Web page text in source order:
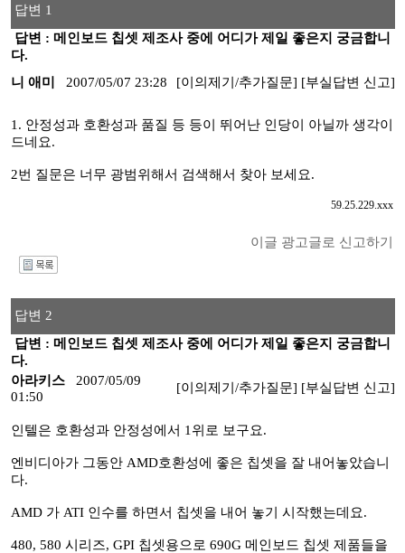
답변 1
답변 : 메인보드 칩셋 제조사 중에 어디가 제일 좋은지 궁금합니
다.
니 애미
2007/05/07 23:28 [이의제기/추가질문] [부실답변 신고]
1. 안정성과 호환성과 품질 등 등이 뛰어난 인당이 아닐까 생각이
드네요.
2번 질문은 너무 광범위해서 검색해서 찾아 보세요.
59.25.229.xxx
이글 광고글로 신고하기
답변 2
답변 : 메인보드 칩셋 제조사 중에 어디가 제일 좋은지 궁금합니
다.
아라키스
2007/05/09
01:50
[이의제기/추가질문] [부실답변 신고]
인텔은 호환성과 안정성에서 1위로 보구요.
엔비디아가 그동안 AMD호환성에 좋은 칩셋을 잘 내어놓았습니
다.
AMD 가 ATI 인수를 하면서 칩셋을 내어 놓기 시작했는데요.
480, 580 시리즈, GPI 칩셋용으로 690G 메인보드 칩셋 제품들을